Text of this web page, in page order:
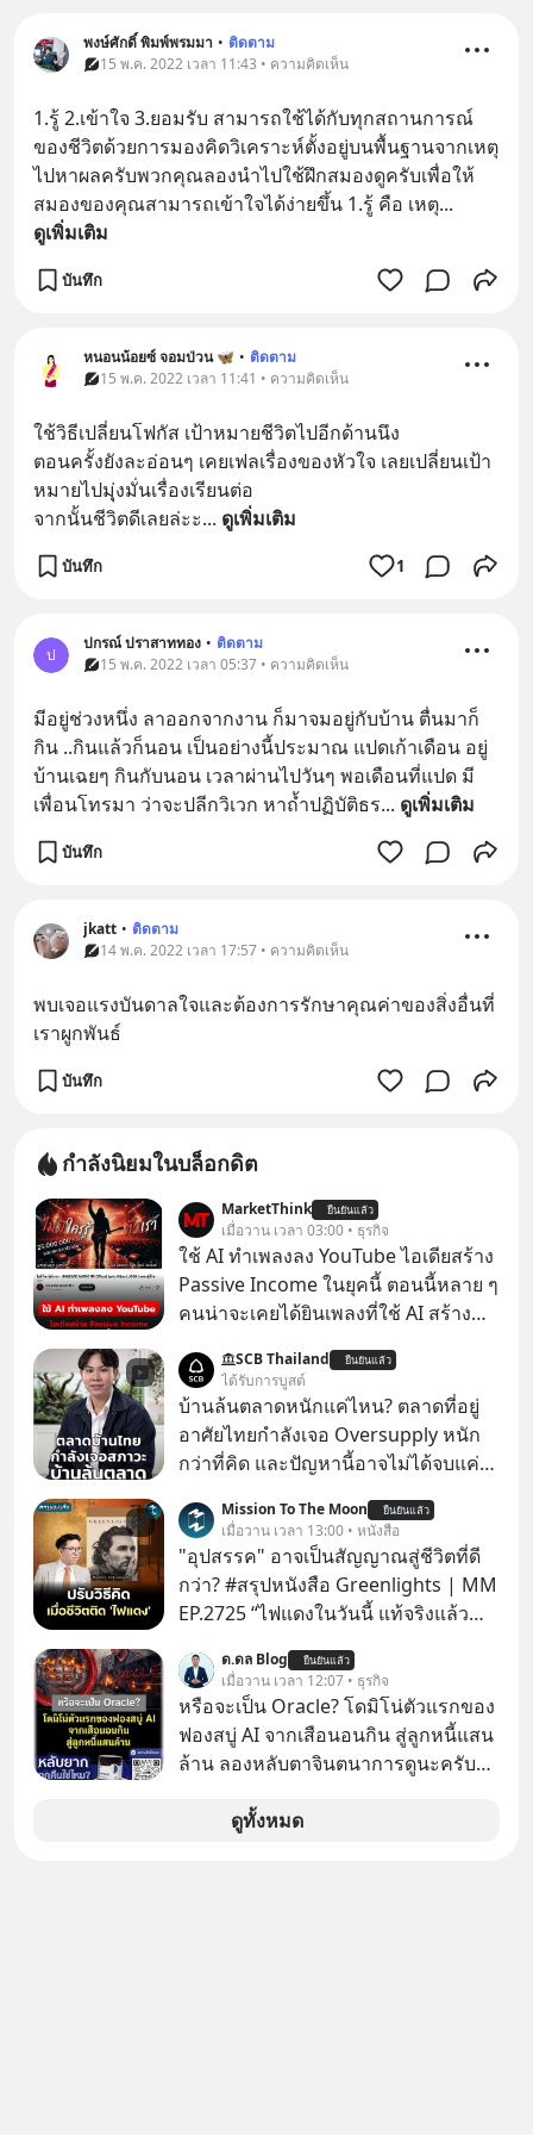
พงษ์ศักดิ์ พิมพ์พรมมา • ติดตาม
15 พ.ค. 2022 เวลา 11:43 • ความคิดเห็น
1.รู้ 2.เข้าใจ 3.ยอมรับ สามารถใช้ได้กับทุกสถานการณ์
ของชีวิตด้วยการมองคิดวิเคราะห์ตั้งอยู่บนพื้นฐานจากเหตุ
ไปหาผลครับพวกคุณลองนำไปใช้ฝึกสมองดูครับเพื่อให้
สมองของคุณสามารถเข้าใจได้ง่ายขึ้น 1.รู้ คือ เหตุ...
ดูเพิ่มเติม
บันทึก
หนอนน้อยซ์ จอมป่วน 🦋 • ติดตาม
15 พ.ค. 2022 เวลา 11:41 • ความคิดเห็น
ใช้วิธีเปลี่ยนโฟกัส เป้าหมายชีวิตไปอีกด้านนึง
ตอนครั้งยังละอ่อนๆ เคยเฟลเรื่องของหัวใจ เลยเปลี่ยนเป้า
หมายไปมุุ่งมั่นเรื่องเรียนต่อ
จากนั้นชีวิตดีเลยล่ะะ... ดูเพิ่มเติม
บันทึก 1
ป
ปกรณ์ ปราสาททอง • ติดตาม
15 พ.ค. 2022 เวลา 05:37 • ความคิดเห็น
มีอยู่ช่วงหนึ่ง ลาออกจากงาน ก็มาจมอยู่กับบ้าน ตื่นมาก็
กิน ..กินแล้วก็นอน เป็นอย่างนี้ประมาณ แปดเก้าเดือน อยู่
บ้านเฉยๆ กินกับนอน เวลาผ่านไปวันๆ พอเดือนที่แปด มี
เพื่อนโทรมา ว่าจะปลีกวิเวก หาถ้ำปฏิบัติธร... ดูเพิ่มเติม
บันทึก
jkatt • ติดตาม
14 พ.ค. 2022 เวลา 17:57 • ความคิดเห็น
พบเจอแรงบันดาลใจและต้องการรักษาคุณค่าของสิ่งอื่นที่
เราผูกพันธ์
บันทึก
กำลังนิยมในบล็อกดิต
MarketThink ยืนยันแล้ว
เมื่อวาน เวลา 03:00 • ธุรกิจ
ใช้ AI ทำเพลงลง YouTube ไอเดียสร้าง
Passive Income ในยุคนี้ ตอนนี้หลาย ๆ
คนน่าจะเคยได้ยินเพลงที่ใช้ AI สร้าง
รู้ตัวเรา” จากช่องชื่อว่า UNHEARD
MUSIC ที่ตอนนี้มียอดรับชมกว่า 26
ล้านครั้งแล้ว
SCB Thailand ยืนยันแล้ว
ได้รับการบูสต์
บ้านล้นตลาดหนักแค่ไหน? ตลาดที่อยู่
อาศัยไทยกำลังเจอ Oversupply หนัก
กว่าที่คิด และปัญหานี้อาจไม่ได้จบแค่
ล้นตลาด #เศรษฐกิจไทย #EICAround
#SCBThailand สามารถดูคลิปที่
youtube ประกอบได้ที่ link :
https://youtube.com/shorts/-
Mission To The Moon ยืนยันแล้ว
เมื่อวาน เวลา 13:00 • หนังสือ
"อุปสรรค" อาจเป็นสัญญาณสู่ชีวิตที่ดี
กว่า? #สรุปหนังสือ Greenlights | MM
EP.2725 “ไฟแดงในวันนี้ แท้จริงแล้ว
เปลี่ยนสี” McConaughey ดาราดาวรุ่ง
ในยุคหนึ่ง เคยปฏิเสธเงินค่าตัวหนังรอม
คอมที่สูงถึง 14.5 ล้านดอลลาร์ (หรือ
ราว 500 ล้านบาท) เพียงเพราะเขาไม่
อยากขังตัวเองไว้ในกล่องเดิมๆ ผลที่
ตามมาคือ โทรศัพท์ของเขากลายเป็น
ความเงียบสนิทนานถึง 14 เดือนเต็ม แต่
ด.ดล Blog ยืนยันแล้ว
เมื่อวาน เวลา 12:07 • ธุรกิจ
หรือจะเป็น Oracle? โดมิโน่ตัวแรกของ
ฟองสบู่ AI จากเสือนอนกิน สู่ลูกหนี้แสน
ล้าน ลองหลับตาจินตนาการดูนะครับว่า
ว่าเขี้ยวลากดินสุดๆ มันจะน่าปวดหัว
ดูทั้งหมด